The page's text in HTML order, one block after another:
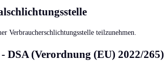
Verbraucherschlichtungsstelle teilzunehmen.
DSA (Verordnung (EU) 2022/265)